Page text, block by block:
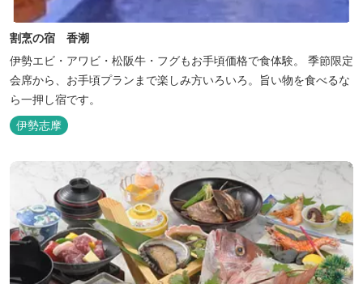
割烹の宿 香潮
伊勢エビ・アワビ・松阪牛・フグもお手頃価格で食体験。 季節限定
会席から、お手頃プランまで楽しみ方いろいろ。旨い物を食べるな
ら一押し宿です。
伊勢志摩